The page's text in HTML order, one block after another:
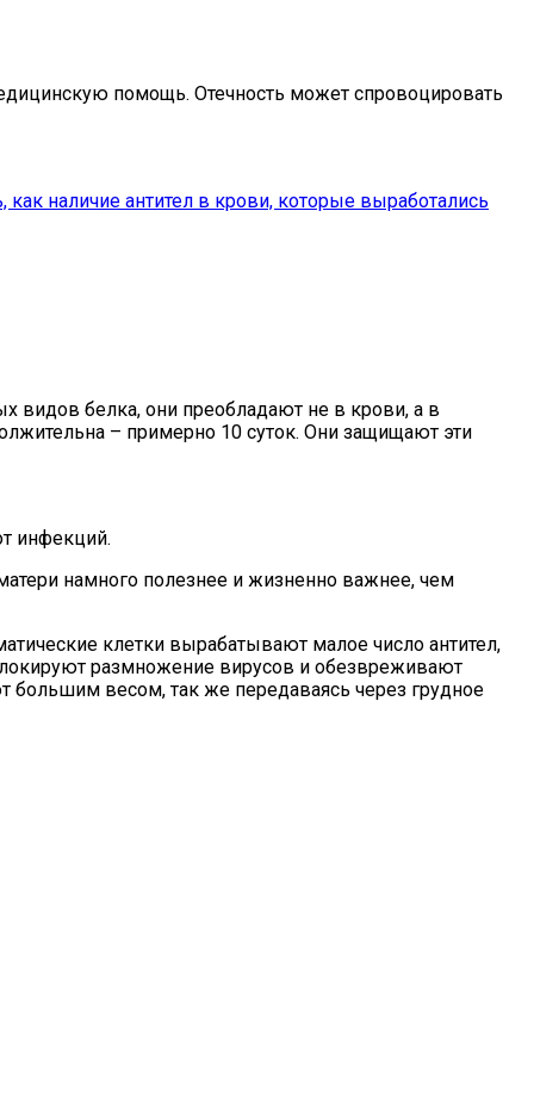
помощь. Отечность может спровоцировать
наличие антител в крови, которые выработались
видов белка, они преобладают не в крови, а в
– примерно 10 суток. Они защищают эти
инфекций.
намного полезнее и жизненно важнее, чем
клетки вырабатывают малое число антител,
размножение вирусов и обезвреживают
большим весом, так же передаваясь через грудное